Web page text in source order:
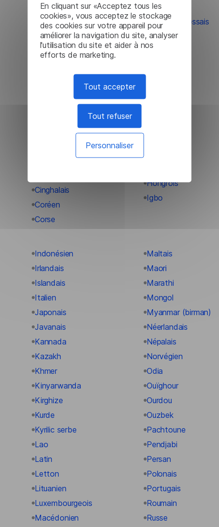
En cliquant sur «Acceptez tous les
cookies», vous acceptez le stockage
des cookies sur votre appareil pour
améliorer la navigation du site, analyser
l'utilisation du site et aider à nos
efforts de marketing.
Tout accepter
Tout refuser
Personnaliser
Bangla
Basque
Bengali
Biélorusse
Chinois (simplifié)
Cinghalais
Coréen
Corse
Frison
Gaélique écossais
Galicien
Gallois
Hongrois
Igbo
Indonésien
Irlandais
Islandais
Italien
Japonais
Javanais
Kannada
Kazakh
Khmer
Kinyarwanda
Kirghize
Kurde
Kyrilic serbe
Lao
Latin
Letton
Lituanien
Luxembourgeois
Macédonien
Maltais
Maori
Marathi
Mongol
Myanmar (birman)
Néerlandais
Népalais
Norvégien
Odia
Ouïghour
Ourdou
Ouzbek
Pachtoune
Pendjabi
Persan
Polonais
Portugais
Roumain
Russe